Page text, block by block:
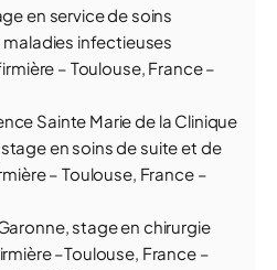
en service de soins
infectieuses
– Toulouse, France –
Sainte Marie de la Clinique
en soins de suite et de
– Toulouse, France –
stage en chirurgie
–Toulouse, France –